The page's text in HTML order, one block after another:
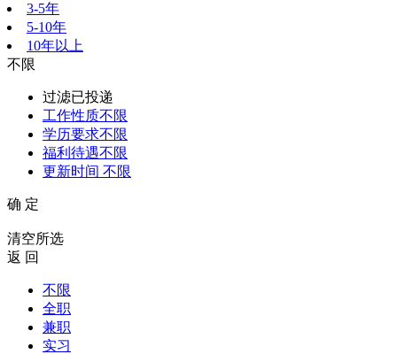
3-5年
5-10年
10年以上
不限
过滤已投递
工作性质不限
学历要求不限
福利待遇不限
更新时间 不限
确 定
清空所选
返 回
不限
全职
兼职
实习